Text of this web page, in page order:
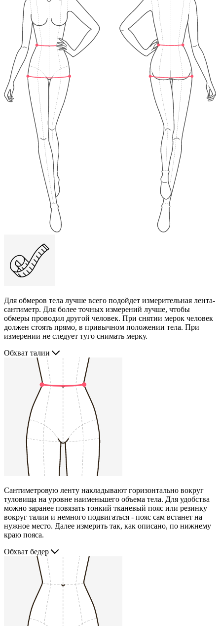
Для обмеров тела лучше всего подойдет измерительная лента-
сантиметр. Для более точных измерений лучше, чтобы
обмеры проводил другой человек. При снятии мерок человек
должен стоять прямо, в привычном положении тела. При
измерении не следует туго снимать мерку.
Обхват талии
Сантиметровую ленту накладывают горизонтально вокруг
туловища на уровне наименьшего объема тела. Для удобства
можно заранее повязать тонкий тканевый пояс или резинку
вокруг талии и немного подвигаться - пояс сам встанет на
нужное место. Далее измерить так, как описано, по нижнему
краю пояса.
Обхват бедер